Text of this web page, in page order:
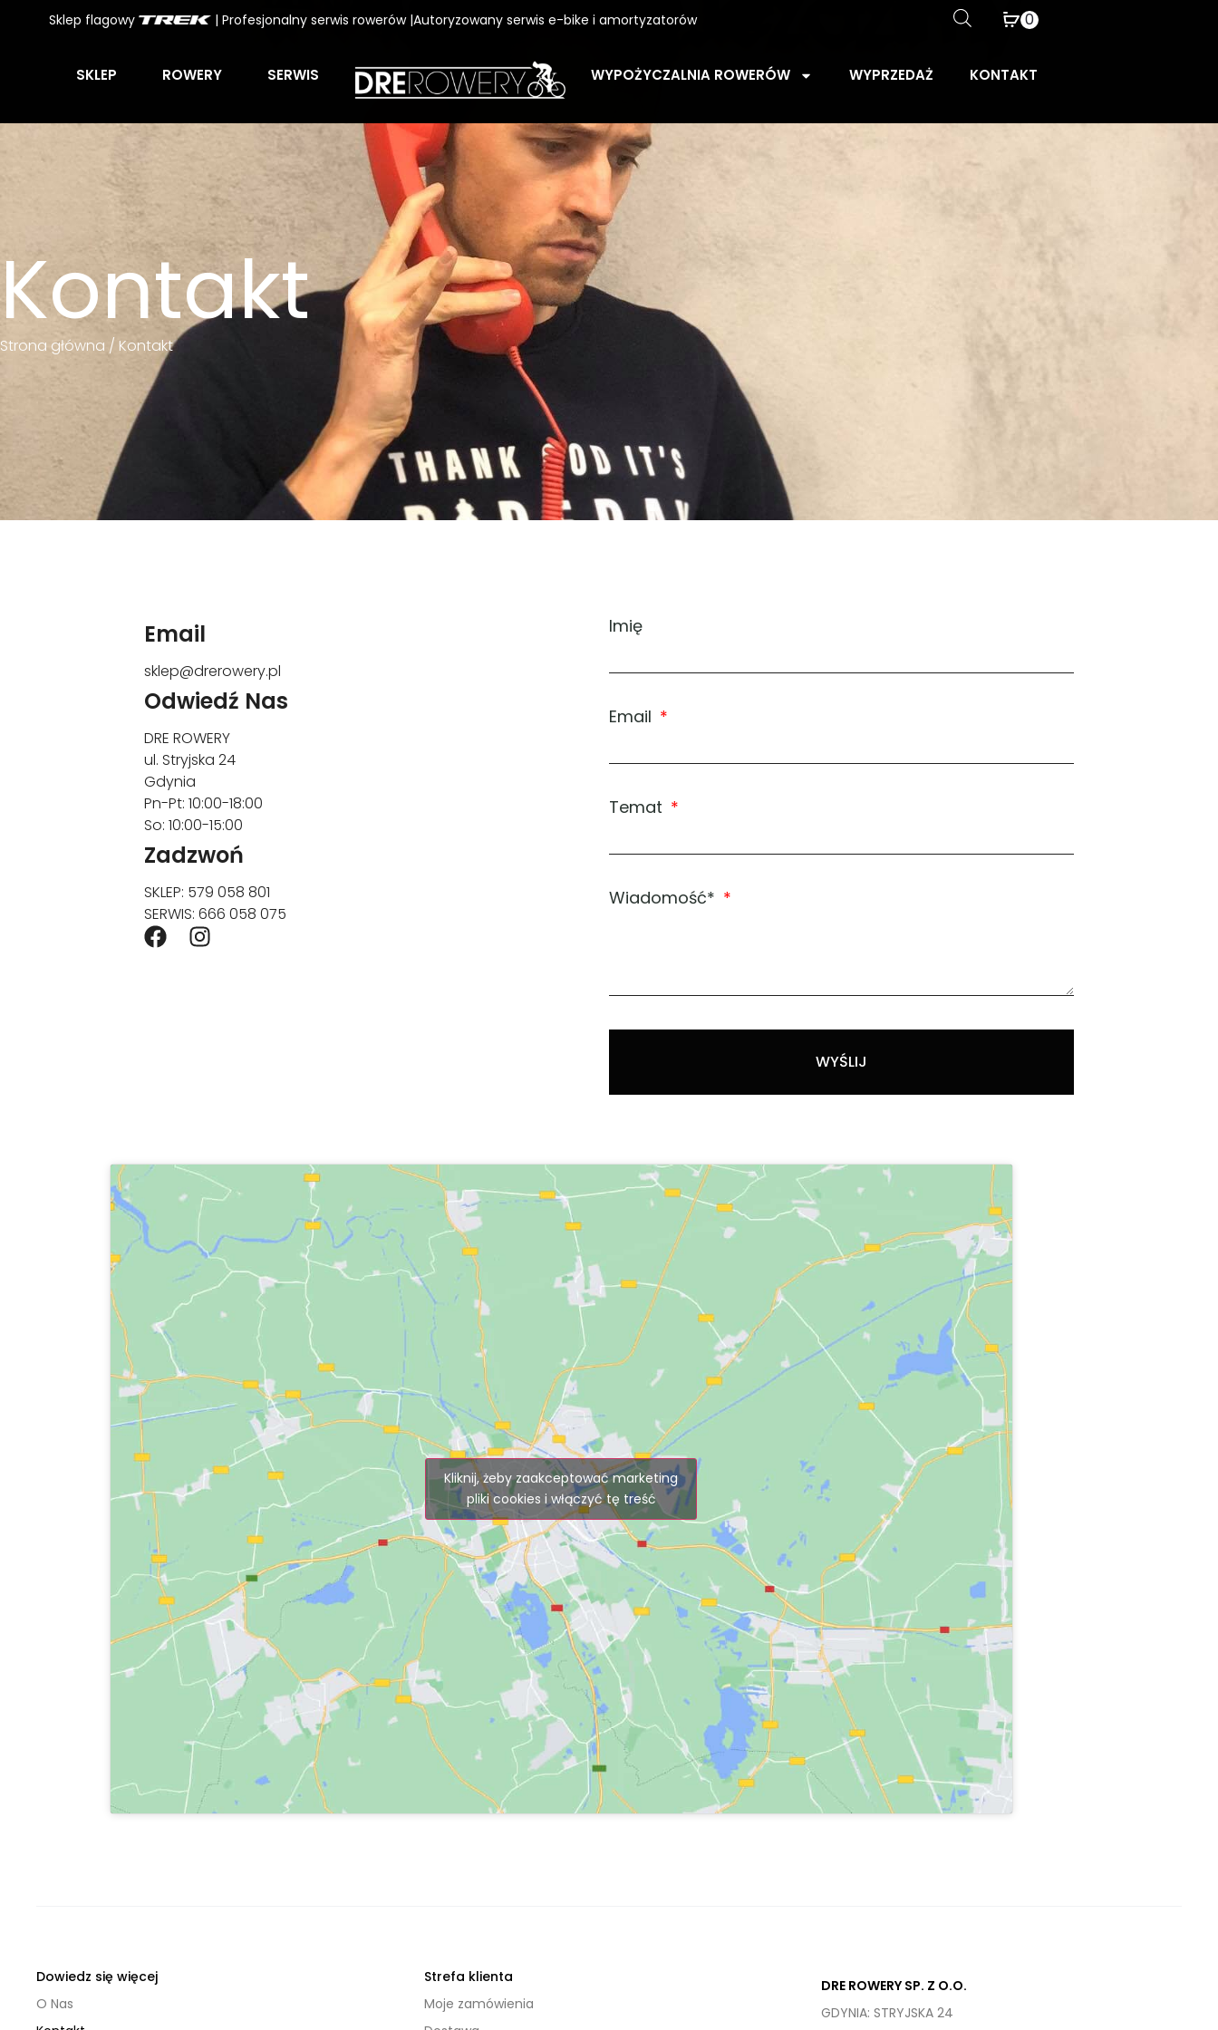
Sklep flagowy | Profesjonalny serwis rowerów |Autoryzowany serwis e-bike i amortyzatorów 0
SKLEP ROWERY SERWIS WYPOŻYCZALNIA ROWERÓW WYPRZEDAŻ KONTAKT
Kontakt
Strona główna / Kontakt
Email
sklep@drerowery.pl
Odwiedź Nas
DRE ROWERY
ul. Stryjska 24
Gdynia
Pn-Pt: 10:00-18:00
So: 10:00-15:00
Zadzwoń
SKLEP: 579 058 801
SERWIS: 666 058 075
Imię
Email
Temat
Wiadomość*
WYŚLIJ
Kliknij, żeby zaakceptować marketing
pliki cookies i włączyć tę treść
Dowiedz się więcej
O Nas
Strefa klienta
Moje zamówienia
DRE ROWERY SP. Z O.O.
GDYNIA: STRYJSKA 24